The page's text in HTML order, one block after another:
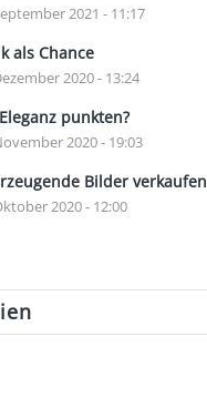
2021 - 11:17
als Chance
2020 - 13:24
punkten?
2020 - 19:03
Bilder verkaufen
2020 - 12:00